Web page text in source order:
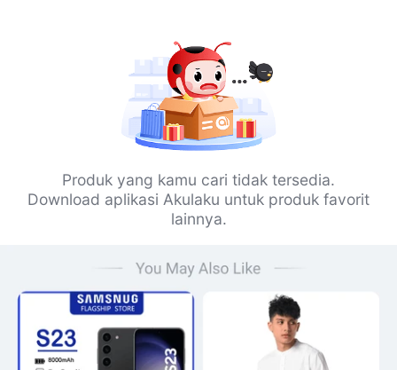
Produk yang kamu cari tidak tersedia.
Download aplikasi Akulaku untuk produk favorit
lainnya.